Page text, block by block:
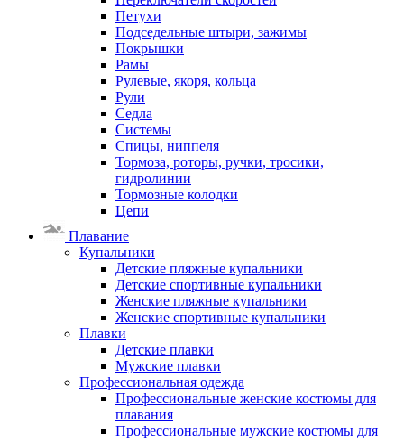
Петухи
Подседельные штыри, зажимы
Покрышки
Рамы
Рулевые, якоря, кольца
Рули
Седла
Системы
Спицы, ниппеля
Тормоза, роторы, ручки, тросики,
гидролинии
Тормозные колодки
Цепи
Плавание
Купальники
Детские пляжные купальники
Детские спортивные купальники
Женские пляжные купальники
Женские спортивные купальники
Плавки
Детские плавки
Мужские плавки
Профессиональная одежда
Профессиональные женские костюмы для
плавания
Профессиональные мужские костюмы для